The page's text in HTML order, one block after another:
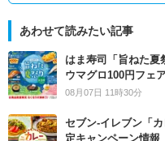
あわせて読みたい記事
はま寿司「旨ねた夏
ウマグロ100円フェ
08月07日 11時30分
セブン‐イレブン「
定キャンペーン情報